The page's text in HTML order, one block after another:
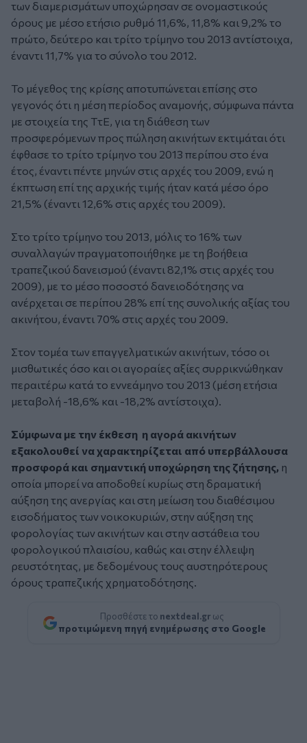
των διαμερισμάτων υποχώρησαν σε ονομαστικούς
όρους µε µέσο ετήσιο ρυθμό 11,6%, 11,8% και 9,2% το
πρώτο, δεύτερο και τρίτο τρίμηνο του 2013 αντίστοιχα,
έναντι 11,7% για το σύνολο του 2012.
Το μέγεθος της κρίσης αποτυπώνεται επίσης στο
γεγονός ότι η μέση περίοδος αναμονής, σύμφωνα πάντα
με στοιχεία της ΤτΕ, για τη διάθεση των
προσφερόμενων προς πώληση ακινήτων εκτιμάται ότι
έφθασε το τρίτο τρίμηνο του 2013 περίπου στο ένα
έτος, έναντι πέντε μηνών στις αρχές του 2009, ενώ η
έκπτωση επί της αρχικής τιμής ήταν κατά µέσο όρο
21,5% (έναντι 12,6% στις αρχές του 2009).
Στο τρίτο τρίμηνο του 2013, μόλις το 16% των
συναλλαγών πραγματοποιήθηκε µε τη βοήθεια
τραπεζικού δανεισμού (έναντι 82,1% στις αρχές του
2009), µε το μέσο ποσοστό δανειοδότησης να
ανέρχεται σε περίπου 28% επί της συνολικής αξίας του
ακινήτου, έναντι 70% στις αρχές του 2009.
Στον τομέα των επαγγελματικών ακινήτων, τόσο οι
μισθωτικές όσο και οι αγοραίες αξίες συρρικνώθηκαν
περαιτέρω κατά το εννεάμηνο του 2013 (μέση ετήσια
μεταβολή -18,6% και -18,2% αντίστοιχα).
Σύμφωνα με την έκθεση η αγορά ακινήτων
εξακολουθεί να χαρακτηρίζεται από υπερβάλλουσα
προσφορά και σημαντική υποχώρηση της ζήτησης, η
οποία μπορεί να αποδοθεί κυρίως στη δραματική
αύξηση της ανεργίας και στη μείωση του διαθέσιμου
εισοδήματος των νοικοκυριών, στην αύξηση της
φορολογίας των ακινήτων και στην αστάθεια του
φορολογικού πλαισίου, καθώς και στην έλλειψη
ρευστότητας, µε δεδομένους τους αυστηρότερους
όρους τραπεζικής χρηματοδότησης.
Προσθέστε το nextdeal.gr ως
προτιμώμενη πηγή ενημέρωσης στο Google